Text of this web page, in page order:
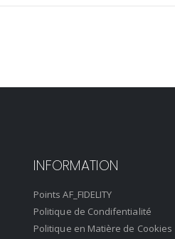
INFORMATION
Points AF_FIDELITY
Politique de Condifentialité
Politique en Matière de Cookies